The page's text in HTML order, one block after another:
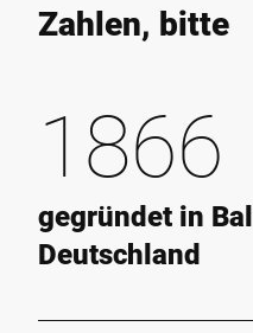
Zahlen, bitte
1866
gegründet in
Deutschland